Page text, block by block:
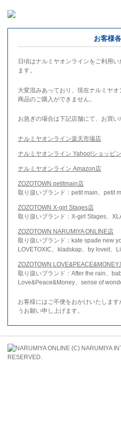
お客様
日頃はナルミヤオンラインをご利用
ます。
大変混みあっており、現在ナルミヤ
商品のご購入ができません。
お急ぎの場合は下記店舗にて、お買い
ナルミヤオンライン楽天市場店
ナルミヤオンライン Yahoo!ショッピ
ナルミヤオンライン Amazon店
ZOZOTOWN petitmain店
取り扱いブランド：petit main、petit
ZOZOTOWN X-girl Stages店
取り扱いブランド：X-girl Stages、
ZOZOTOWN NARUMIYA ONLINE店
取り扱いブランド：kate spade new
LOVETOXIC、kladskap、by loveit、
ZOZOTOWN LOVE&PEACE&MONEY
取り扱いブランド：After the rain、
Love&Peace&Money、sense of
お客様にはご不便をおかけいたしま
うお願い申し上げます。